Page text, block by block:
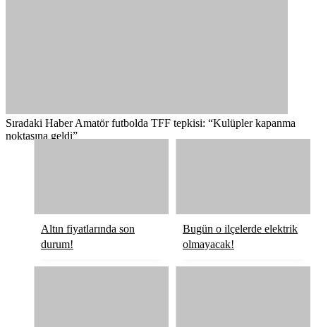
Sıradaki Haber Amatör futbolda TFF tepkisi: “Kulüpler kapanma
noktasına geldi”
Altın fiyatlarında son
durum!
Bugün o ilçelerde elektrik
olmayacak!